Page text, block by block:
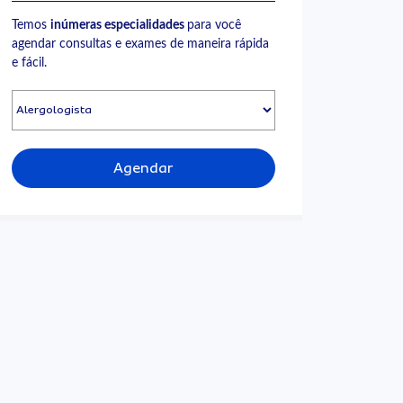
Temos inúmeras especialidades para você
agendar consultas e exames de maneira rápida
e fácil.
Agendar